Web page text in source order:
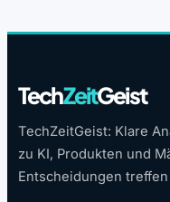
TechZeitGeist
TechZeitGeist: Klare
zu KI, Produkten und
Entscheidungen